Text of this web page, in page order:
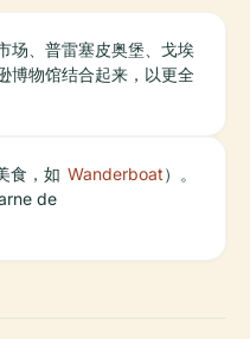
场、普雷塞皮奥堡、戈埃
博物馆结合起来，以更全
食，如
de
Wanderboat）。